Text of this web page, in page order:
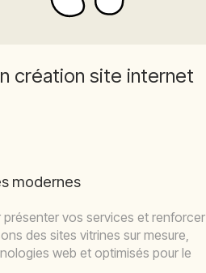
création site internet
modernes
présenter vos services et renforcer
des sites vitrines sur mesure,
web et optimisés pour le